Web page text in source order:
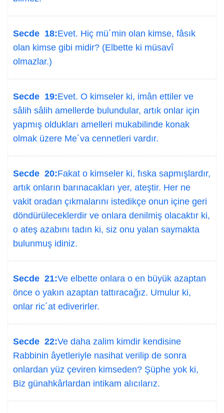
Secde 18:Evet. Hiç mü´min olan kimse, fâsık
olan kimse gibi midir? (Elbette ki müsavî
olmazlar.)
Secde 19:Evet. O kimseler ki, imân ettiler ve
sâlih sâlih amellerde bulundular, artık onlar için
yapmış oldukları amelleri mukabilinde konak
olmak üzere Me´va cennetleri vardır.
Secde 20:Fakat o kimseler ki, fıska sapmışlardır,
artık onların barınacakları yer, ateştir. Her ne
vakit oradan çıkmalarını istedikçe onun içine geri
döndürüleceklerdir ve onlara denilmiş olacaktır ki,
o ateş azabını tadın ki, siz onu yalan saymakta
bulunmuş idiniz.
Secde 21:Ve elbette onlara o en büyük azaptan
önce o yakın azaptan tattıracağız. Umulur ki,
onlar ric´at ediverirler.
Secde 22:Ve daha zalim kimdir kendisine
Rabbinin âyetleriyle nasihat verilip de sonra
onlardan yüz çeviren kimseden? Şüphe yok ki,
Biz günahkârlardan intikam alıcılarız.